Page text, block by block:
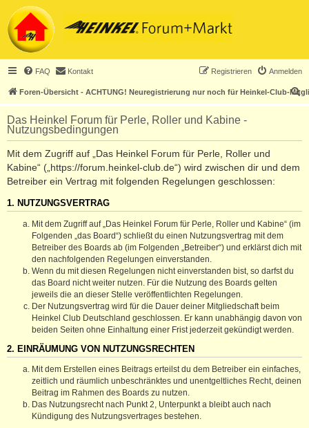
FAQ Kontakt Anmelden
Registrieren
Foren-Übersicht - ACHTUNG! Neuregistrierung nur noch für Heinkel-Club-
S
u
h
Das Heinkel Forum für Perle, Roller und Kabine -
Nutzungsbedingungen
Mit dem Zugriff auf „Das Heinkel Forum für Perle, Roller und
Kabine“ („https://forum.heinkel-club.de“) wird zwischen dir und dem
Betreiber ein Vertrag mit folgenden Regelungen geschlossen:
1. NUTZUNGSVERTRAG
Mit dem Zugriff auf „Das Heinkel Forum für Perle, Roller und Kabine“ (im
Folgenden „das Board“) schließt du einen Nutzungsvertrag mit dem
Betreiber des Boards ab (im Folgenden „Betreiber“) und erklärst dich mit
den nachfolgenden Regelungen einverstanden.
Wenn du mit diesen Regelungen nicht einverstanden bist, so darfst du
das Board nicht weiter nutzen. Für die Nutzung des Boards gelten
jeweils die an dieser Stelle veröffentlichten Regelungen.
Der Nutzungsvertrag wird für die Dauer deiner Mitgliedschaft beim
Heinkel Club Deutschland geschlossen. Er kann unabhängig davon von
beiden Seiten ohne Einhaltung einer Frist jederzeit gekündigt werden.
2. EINRÄUMUNG VON NUTZUNGSRECHTEN
Mit dem Erstellen eines Beitrags erteilst du dem Betreiber ein einfaches,
zeitlich und räumlich unbeschränktes und unentgeltliches Recht, deinen
Beitrag im Rahmen des Boards zu nutzen.
Das Nutzungsrecht nach Punkt 2, Unterpunkt a bleibt auch nach
Kündigung des Nutzungsvertrages bestehen.